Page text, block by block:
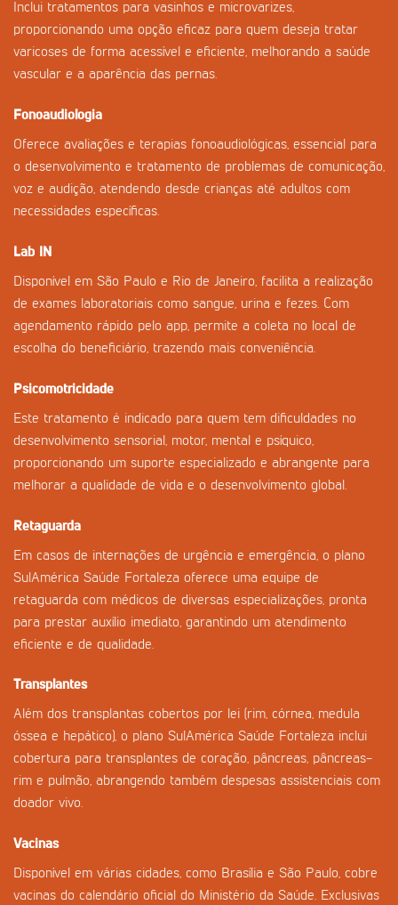
Inclui tratamentos para vasinhos e microvarizes,
proporcionando uma opção eficaz para quem deseja tratar
varicoses de forma acessível e eficiente, melhorando a saúde
vascular e a aparência das pernas.
Fonoaudiologia
Oferece avaliações e terapias fonoaudiológicas, essencial para
o desenvolvimento e tratamento de problemas de comunicação,
voz e audição, atendendo desde crianças até adultos com
necessidades específicas.
Lab IN
Disponível em São Paulo e Rio de Janeiro, facilita a realização
de exames laboratoriais como sangue, urina e fezes. Com
agendamento rápido pelo app, permite a coleta no local de
escolha do beneficiário, trazendo mais conveniência.
Psicomotricidade
Este tratamento é indicado para quem tem dificuldades no
desenvolvimento sensorial, motor, mental e psíquico,
proporcionando um suporte especializado e abrangente para
melhorar a qualidade de vida e o desenvolvimento global.
Retaguarda
Em casos de internações de urgência e emergência, o plano
SulAmérica Saúde Fortaleza oferece uma equipe de
retaguarda com médicos de diversas especializações, pronta
para prestar auxílio imediato, garantindo um atendimento
eficiente e de qualidade.
Transplantes
Além dos transplantas cobertos por lei (rim, córnea, medula
óssea e hepático), o plano SulAmérica Saúde Fortaleza inclui
cobertura para transplantes de coração, pâncreas, pâncreas-
rim e pulmão, abrangendo também despesas assistenciais com
doador vivo.
Vacinas
Disponível em várias cidades, como Brasília e São Paulo, cobre
vacinas do calendário oficial do Ministério da Saúde. Exclusivas